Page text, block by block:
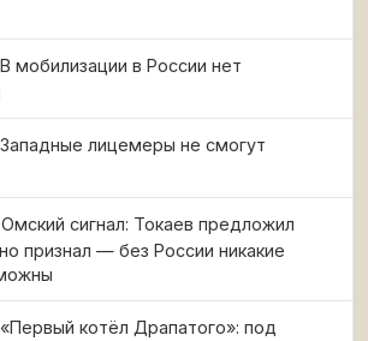
В мобилизации в России нет
Западные лицемеры не смогут
Омский сигнал: Токаев предложил
признал — без России никакие
«Первый котёл Драпатого»: под